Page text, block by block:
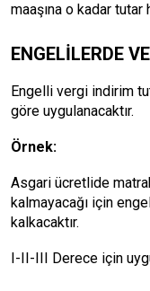
maaşına o kadar tutar
ENGELİLERDE
Engelli vergi indirim
göre uygulanacaktır.
Örnek:
Asgari ücretlide
kalmayacağı için
kalkacaktır.
I-II-III Derece için